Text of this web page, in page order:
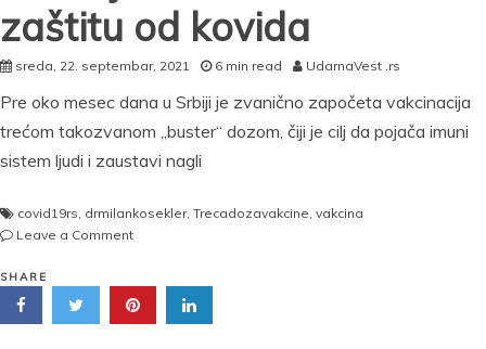
zaštitu od kovida
sreda, 22. septembar, 2021 6 min read UdarnaVest .rs
Pre oko mesec dana u Srbiji je zvanično započeta vakcinacija
trećom takozvanom „buster“ dozom, čiji je cilj da pojača imuni
sistem ljudi i zaustavi nagli
covid19rs, drmilankosekler, Trecadozavakcine, vakcina
Leave a Commenton
NAJBOLJA
KOMBINACIJA:
SHARE